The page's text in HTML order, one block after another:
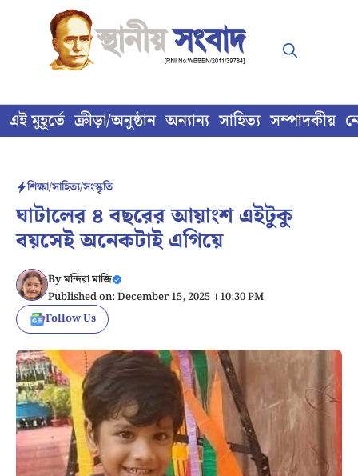
content
এই মুহূর্তে ক্রীড়া/অনুষ্ঠান অন্যান্য সাহিত্য সম্পাদকীয়
শিক্ষা/সাহিত্য/সংস্কৃতি
ঘাটালের ৪ বছরের আয়াংশ এইটুকু
বয়সেই অনেকটাই এগিয়ে
Byমন্দিরা মাজি
Published on: December 15, 2025 । 10:30 PM
Follow Us